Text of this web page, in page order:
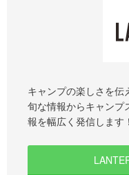
キャンプの楽しさを伝
旬な情報からキャンプ
報を幅広く発信します！